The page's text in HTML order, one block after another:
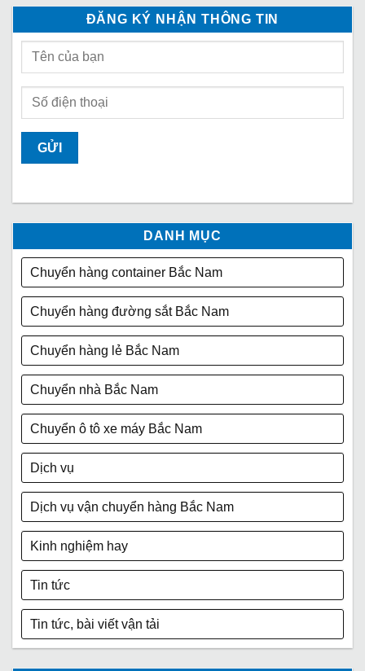
ĐĂNG KÝ NHẬN THÔNG TIN
DANH MỤC
Chuyển hàng container Bắc Nam
Chuyển hàng đường sắt Bắc Nam
Chuyển hàng lẻ Bắc Nam
Chuyển nhà Bắc Nam
Chuyển ô tô xe máy Bắc Nam
Dịch vụ
Dịch vụ vận chuyển hàng Bắc Nam
Kinh nghiệm hay
Tin tức
Tin tức, bài viết vận tải